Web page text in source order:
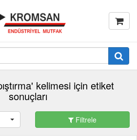
kelimesi için etiket
sonuçları
Filtrele